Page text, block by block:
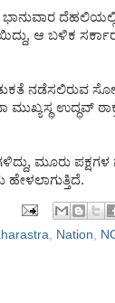
ಭಾನುವಾರ
, ಆ ಬಳಿಕ
ನಡೆಸಲಿರುವ
ಮುಖ್ಯಸ್ಥ ಉದ್ಧವ್
, ಮೂರು ಪಕ್ಷಗಳ
ಹೇಳಲಾಗುತ್ತಿದೆ.
Nation